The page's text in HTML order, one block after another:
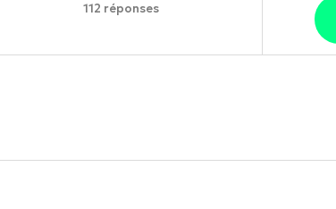
112 réponses